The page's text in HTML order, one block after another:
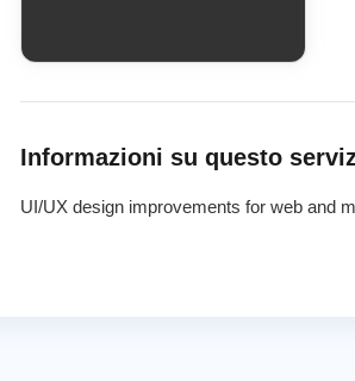
Informazioni su questo
UI/UX design improvements for web and